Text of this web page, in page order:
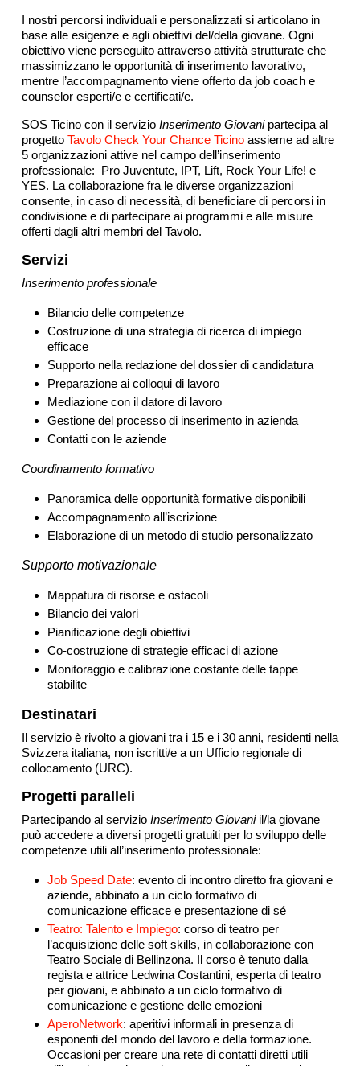
I nostri percorsi individuali e personalizzati si articolano in
base alle esigenze e agli obiettivi del/della giovane. Ogni
obiettivo viene perseguito attraverso attività strutturate che
massimizzano le opportunità di inserimento lavorativo,
mentre l’accompagnamento viene offerto da job coach e
counselor esperti/e e certificati/e.
SOS Ticino con il servizio Inserimento Giovanipartecipa al
progetto Tavolo Check Your Chance Ticino assieme ad altre
5 organizzazioni attive nel campo dell’inserimento
professionale: Pro Juventute, IPT, Lift, Rock Your Life! e
YES. La collaborazione fra le diverse organizzazioni
consente, in caso di necessità, di beneficiare di percorsi in
condivisione e di partecipare ai programmi e alle misure
offerti dagli altri membri del Tavolo.
Servizi
Inserimento professionale
Bilancio delle competenze
Costruzione di una strategia di ricerca di impiego
efficace
Supporto nella redazione del dossier di candidatura
Preparazione ai colloqui di lavoro
Mediazione con il datore di lavoro
Gestione del processo di inserimento in azienda
Contatti con le aziende
Coordinamento formativo
Panoramica delle opportunità formative disponibili
Accompagnamento all’iscrizione
Elaborazione di un metodo di studio personalizzato
Supporto motivazionale
Mappatura di risorse e ostacoli
Bilancio dei valori
Pianificazione degli obiettivi
Co-costruzione di strategie efficaci di azione
Monitoraggio e calibrazione costante delle tappe
stabilite
Destinatari
Il servizio è rivolto a giovani tra i 15 e i 30 anni, residenti nella
Svizzera italiana, non iscritti/e a un Ufficio regionale di
collocamento (URC).
Progetti paralleli
Partecipando al servizio Inserimento Giovaniil/la giovane
può accedere a diversi progetti gratuiti per lo sviluppo delle
competenze utili all’inserimento professionale:
Job Speed Date: evento di incontro diretto fra giovani e
aziende, abbinato a un ciclo formativo di
comunicazione efficace e presentazione di sé
Teatro: Talento e Impiego: corso di teatro per
l’acquisizione delle soft skills, in collaborazione con
Teatro Sociale di Bellinzona. Il corso è tenuto dalla
regista e attrice Ledwina Costantini, esperta di teatro
per giovani, e abbinato a un ciclo formativo di
comunicazione e gestione delle emozioni
AperoNetwork: aperitivi informali in presenza di
esponenti del mondo del lavoro e della formazione.
Occasioni per creare una rete di contatti diretti utili